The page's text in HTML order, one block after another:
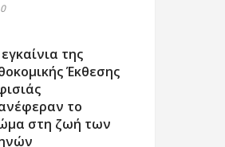
της
Έκθεσης
το
στη ζωή των